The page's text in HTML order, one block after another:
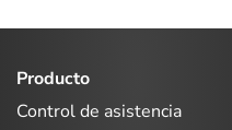
Producto
Control de asistencia